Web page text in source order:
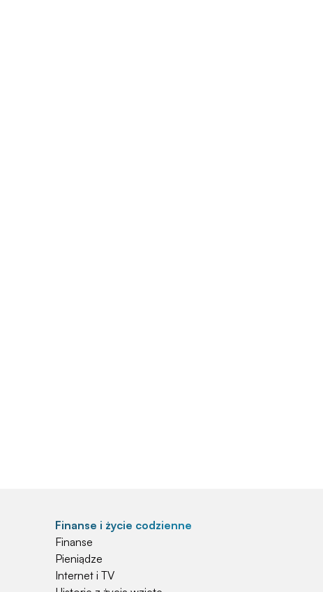
Finanse i życie codzienne
Finanse
Pieniądze
Internet i TV